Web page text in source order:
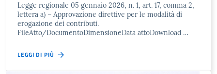
Legge regionale 05 gennaio 2026, n. 1, art. 17, comma 2,
lettera a) – Approvazione direttive per le modalità di
erogazione dei contributi.
FileAtto/DocumentoDimensioneData attoDownload …
LEGGI DI PIÙ